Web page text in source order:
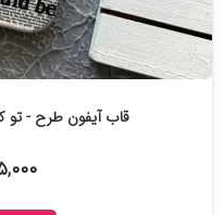
قاب آیفون طرح - تو